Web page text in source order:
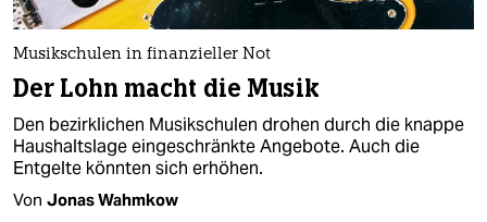
nord
wahrheit
verlag
verlag
Musikschulen in finanzieller Not
Der Lohn macht die Musik
Den bezirklichen Musikschulen drohen durch die knappe
Haushaltslage eingeschränkte Angebote. Auch die
Entgelte könnten sich erhöhen.
Von Jonas Wahmkow